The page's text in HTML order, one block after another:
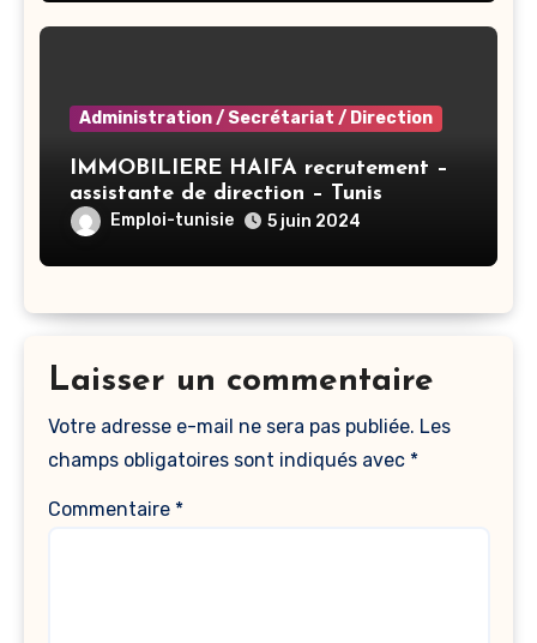
Administration / Secrétariat / Direction
IMMOBILIERE HAIFA recrutement –
assistante de direction – Tunis
Emploi-tunisie 5 juin 2024
Laisser un commentaire
Votre adresse e-mail ne sera pas publiée. Les
champs obligatoires sont indiqués avec *
Commentaire *